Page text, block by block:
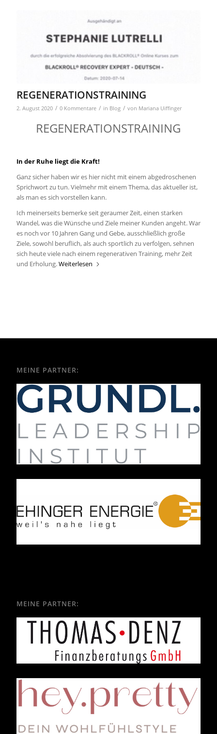
REGENERATIONSTRAINING
2. August 2020 / 0 Kommentare / in Blog / von Mariana Uiffinger
REGENERATIONSTRAINING
In der Ruhe liegt die Kraft!
Ganz sicher haben wir es hier nicht mit einem abgedroschenen
Sprichwort zu tun. Vielmehr mit einem Thema, das aktueller ist,
als man es sich vorstellen kann.
Ich meinerseits bemerke seit geraumer Zeit, einen starken
Wandel, was die Wünsche und Ziele meiner Kunden angeht. War
es noch vor 10 Jahren Gang und Gebe, ausschließlich große
Ziele, sowohl beruflich, als auch sportlich zu verfolgen, sehnen
sich heute viele nach einem regenerativen Training, mehr Zeit
und Erholung.Weiterlesen
MEINE PARTNER:
MEINE PARTNER: